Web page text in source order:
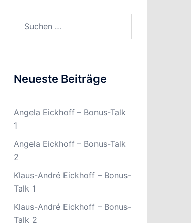
Neueste Beiträge
Angela Eickhoff – Bonus-Talk
1
Angela Eickhoff – Bonus-Talk
2
Klaus-André Eickhoff – Bonus-
Talk 1
Klaus-André Eickhoff – Bonus-
Talk 2